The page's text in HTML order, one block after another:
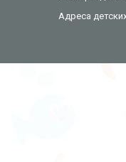
Адреса